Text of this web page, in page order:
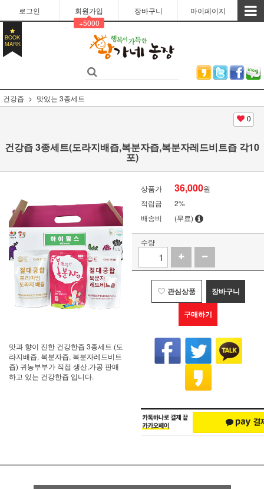
로그인
회원가입
+5000
장바구니 마이페이지
BOOK
MARK
건강즙 맛있는 3종세트
0
건강즙 3종세트(도라지배즙,복분자즙,복분자레드비트즙 각10
포)
맛과 향이 진한 건강한즙 3종세트 (도
라지배즙, 복분자즙, 복분자레드비트
즙) 귀농부부가 직접 생산,가공 판매
하고 있는 건강한즙 입니다.
상품가 36,000원
적립금
2%
배송비
(무료)
수량
관심상품 장바구니
구매하기